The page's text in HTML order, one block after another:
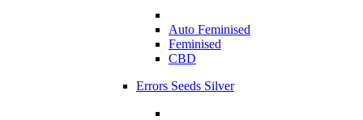
Auto Feminised
Feminised
CBD
Errors Seeds Silver